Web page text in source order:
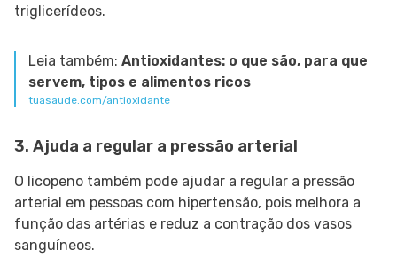
triglicerídeos.
Leia também: Antioxidantes: o que são, para que
servem, tipos e alimentos ricos
tuasaude.com/antioxidante
3. Ajuda a regular a pressão arterial
O licopeno também pode ajudar a regular a pressão
arterial em pessoas com hipertensão, pois melhora a
função das artérias e reduz a contração dos vasos
sanguíneos.